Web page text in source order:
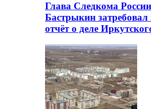
Глава Следкома
Бастрыкин
отчёт о деле